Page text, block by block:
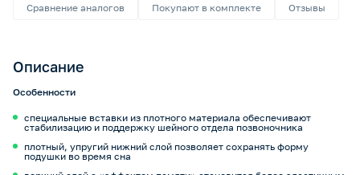
Сравнение аналогов
Покупают в комплекте Отзывы
Описание
Особенности
специальные вставки из плотного материала обеспечивают
стабилизацию и поддержку шейного отдела позвоночника
плотный, упругий нижний слой позволяет сохранять форму
подушки во время сна